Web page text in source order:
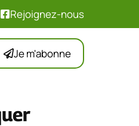
Rejoignez-nous
Je m'abonne